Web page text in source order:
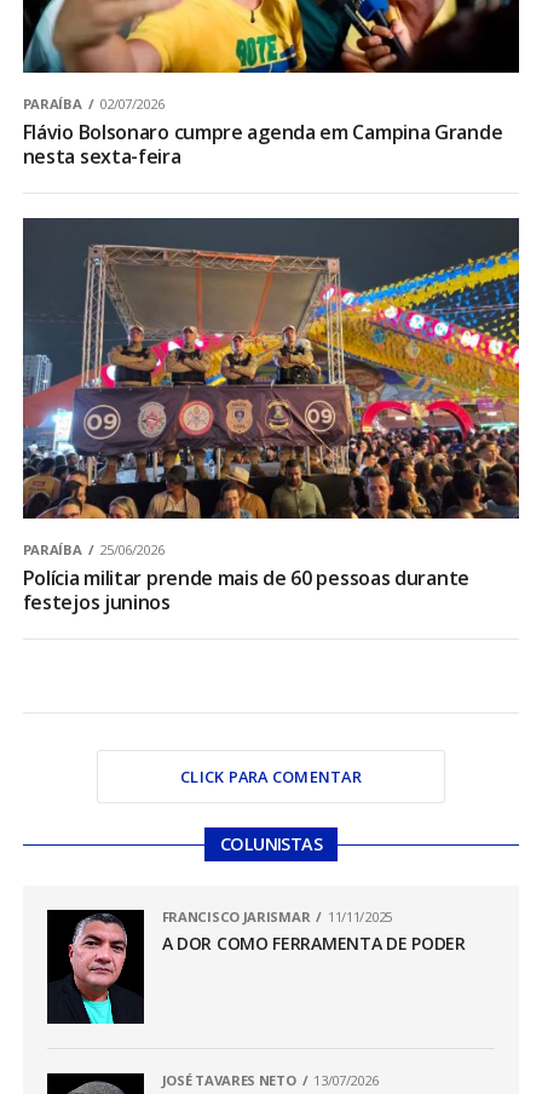
PARAÍBA 02/07/2026
Flávio Bolsonaro cumpre agenda em Campina Grande
nesta sexta-feira
PARAÍBA 25/06/2026
Polícia militar prende mais de 60 pessoas durante
festejos juninos
CLICK PARA COMENTAR
COLUNISTAS
FRANCISCO JARISMAR 11/11/2025
A DOR COMO FERRAMENTA DE PODER
JOSÉ TAVARES NETO 13/07/2026